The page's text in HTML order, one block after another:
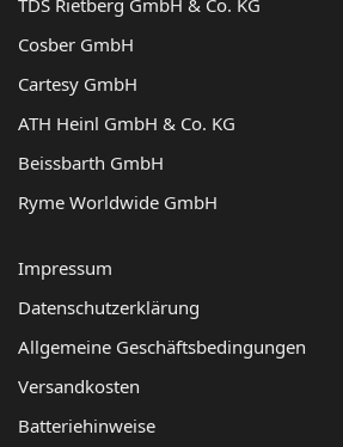
TDS Rietberg GmbH & Co. KG
Cosber GmbH
Cartesy GmbH
ATH Heinl GmbH & Co. KG
Beissbarth GmbH
Ryme Worldwide GmbH
Impressum
Datenschutzerklärung
Allgemeine Geschäftsbedingungen
Versandkosten
Batteriehinweise